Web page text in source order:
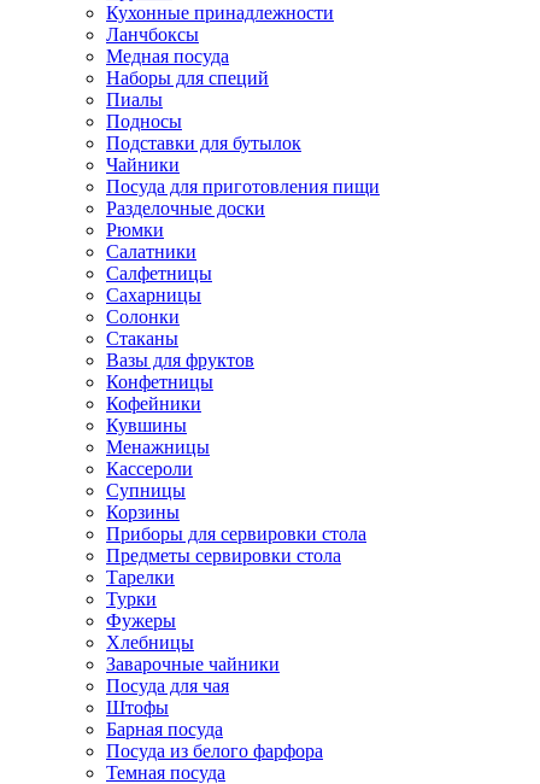
Кухонные принадлежности
Ланчбоксы
Медная посуда
Наборы для специй
Пиалы
Подносы
Подставки для бутылок
Чайники
Посуда для приготовления пищи
Разделочные доски
Рюмки
Салатники
Салфетницы
Сахарницы
Солонки
Стаканы
Вазы для фруктов
Конфетницы
Кофейники
Кувшины
Менажницы
Кассероли
Супницы
Корзины
Приборы для сервировки стола
Предметы сервировки стола
Тарелки
Турки
Фужеры
Хлебницы
Заварочные чайники
Посуда для чая
Штофы
Барная посуда
Посуда из белого фарфора
Темная посуда